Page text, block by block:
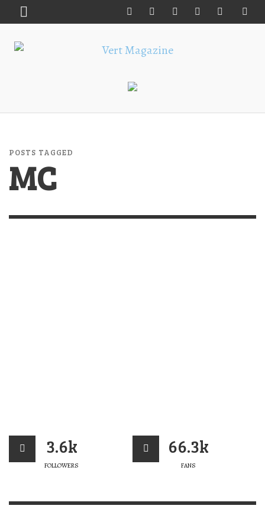
POSTS TAGGED
MC
3.6k
FOLLOWERS
66.3k
FANS